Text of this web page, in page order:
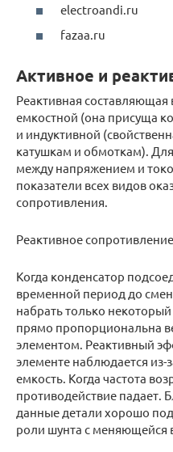
electroandi.ru
fazaa.ru
Активное и
Реактивная составляющая
емкостной (она присуща
и индуктивной
катушкам и обмоткам).
между напряжением и
показатели всех видов
сопротивления.
Реактивное сопротивление
Когда конденсатор
временной период до
набрать только
прямо пропорциональна
элементом. Реактивный
элементе наблюдается из-
емкость. Когда частота
противодействие падает.
данные детали хорошо
роли шунта с меняющейся